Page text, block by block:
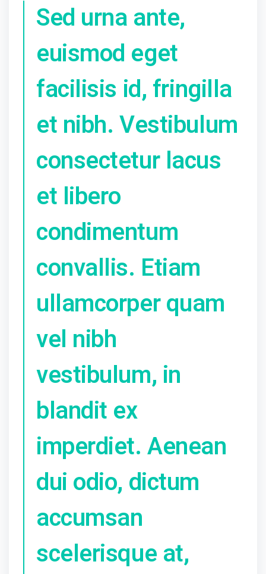
Sed urna ante,
euismod eget
facilisis id, fringilla
et nibh. Vestibulum
consectetur lacus
et libero
condimentum
convallis. Etiam
ullamcorper quam
vel nibh
vestibulum, in
blandit ex
imperdiet. Aenean
dui odio, dictum
accumsan
scelerisque at,